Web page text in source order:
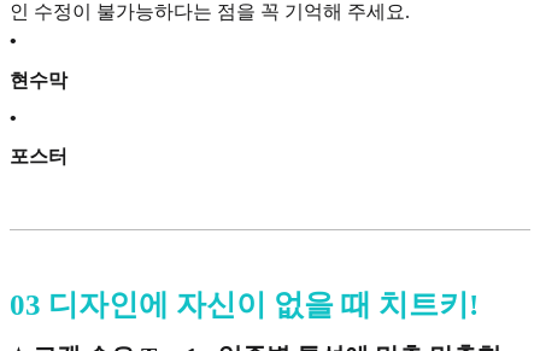
인 수정이 불가능하다는 점을 꼭 기억해 주세요.
•
현수막
•
포스터
03 디자인에 자신이 없을 때 치트키!